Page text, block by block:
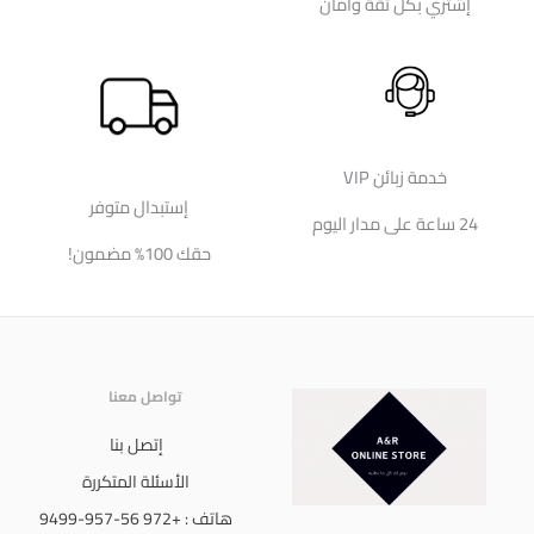
خدمة زبائن VIP
24 ساعة على مدار اليوم
إستبدال متوفر
حقك 100% مضمون!
تواصل معنا
إتصل بنا
الأسئلة المتكررة
هاتف : +972 56-957-9499